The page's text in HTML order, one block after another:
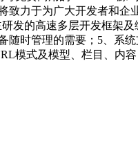
力于为广大开发者和企
的高速多层开发框架
时管理的需要；5、系
模式及模型、栏目、内